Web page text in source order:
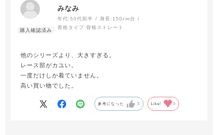
みなみ
年代:50代前半 身長: 150cm台
骨格タイプ:骨格ストレート
他のシリーズより、大きすぎる。
レース部がカユい。
一度だけしか着ていません。
高い買い物でした。
参考になった 3 Like! 0